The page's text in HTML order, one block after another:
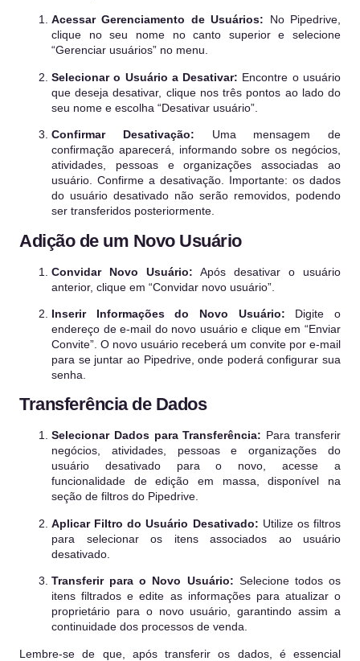
Acessar Gerenciamento de Usuários: No Pipedrive,
clique no seu nome no canto superior e selecione
“Gerenciar usuários” no menu.
Selecionar o Usuário a Desativar: Encontre o usuário
que deseja desativar, clique nos três pontos ao lado do
seu nome e escolha “Desativar usuário”.
Confirmar Desativação: Uma mensagem de
confirmação aparecerá, informando sobre os negócios,
atividades, pessoas e organizações associadas ao
usuário. Confirme a desativação. Importante: os dados
do usuário desativado não serão removidos, podendo
ser transferidos posteriormente.
Adição de um Novo Usuário
Convidar Novo Usuário: Após desativar o usuário
anterior, clique em “Convidar novo usuário”.
Inserir Informações do Novo Usuário: Digite o
endereço de e-mail do novo usuário e clique em “Enviar
Convite”. O novo usuário receberá um convite por e-mail
para se juntar ao Pipedrive, onde poderá configurar sua
senha.
Transferência de Dados
Selecionar Dados para Transferência: Para transferir
negócios, atividades, pessoas e organizações do
usuário desativado para o novo, acesse a
funcionalidade de edição em massa, disponível na
seção de filtros do Pipedrive.
Aplicar Filtro do Usuário Desativado: Utilize os filtros
para selecionar os itens associados ao usuário
desativado.
Transferir para o Novo Usuário: Selecione todos os
itens filtrados e edite as informações para atualizar o
proprietário para o novo usuário, garantindo assim a
continuidade dos processos de venda.
Lembre-se de que, após transferir os dados, é essencial